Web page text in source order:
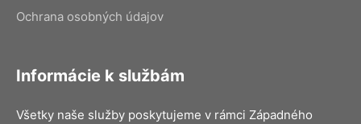
Ochrana osobných údajov
Informácie k službám
Všetky naše služby poskytujeme v rámci Západného